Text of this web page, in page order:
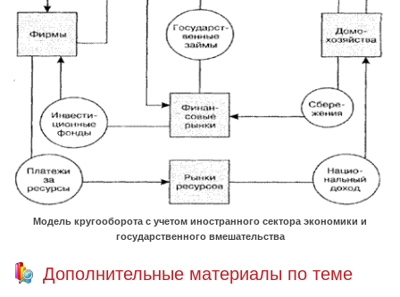
Модель кругооборота с учетом иностранного сектора экономики и
государственного вмешательства
Дополнительные материалы по теме